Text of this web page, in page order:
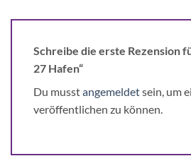
Schreibe die erste Rezension
27 Hafen“
Du musstangemeldetsein, um
veröffentlichen zu können.